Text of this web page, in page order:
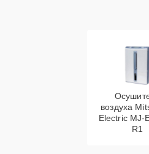
воздуха
Electric MJ-
R1